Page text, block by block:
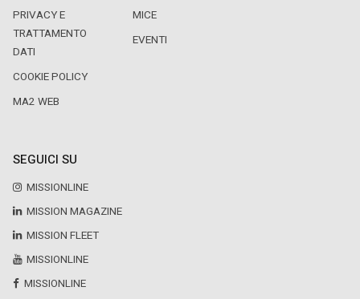
PRIVACY E
TRATTAMENTO
DATI
COOKIE POLICY
MA2 WEB
MICE
EVENTI
SEGUICI SU
MISSIONLINE
MISSION MAGAZINE
MISSION FLEET
MISSIONLINE
MISSIONLINE